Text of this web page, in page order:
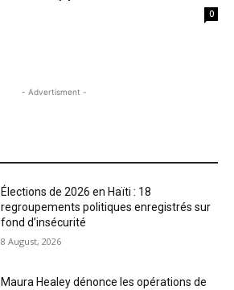
0
- Advertisment -
Élections de 2026 en Haïti : 18
regroupements politiques enregistrés sur
fond d’insécurité
8 August, 2026
Maura Healey dénonce les opérations de